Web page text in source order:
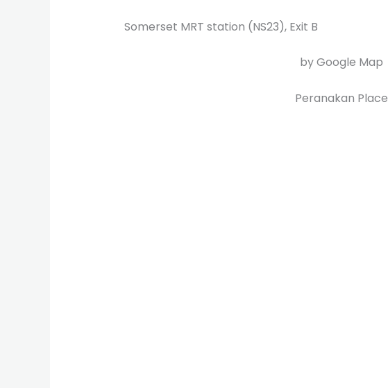
Somerset MRT station (NS23), Exit B
by Google Map
Peranakan Place